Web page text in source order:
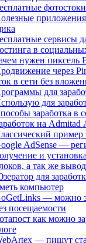
фотостоки
сервисы
в
нужен пиксель
через
в сети без
для
для
заработка в
на Admitad
пример
AdSense —
и
а так же
для
компьютер
— можно
посещаемости
как можно
— пишут